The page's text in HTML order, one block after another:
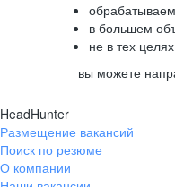
в большем
не в тех
вы можете
HeadHunter
Размещение вакансий
Поиск по резюме
О компании